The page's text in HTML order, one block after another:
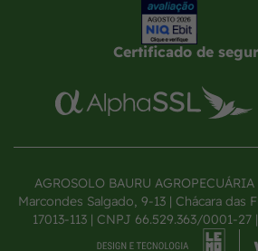
Certificado de
AGROSOLO BAURU
Marcondes Salgado, 9-13 | Chácara das
17013-113 | CNPJ 66.529.363/0001-27